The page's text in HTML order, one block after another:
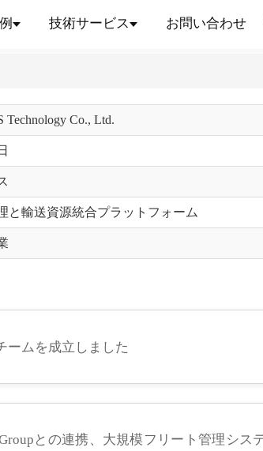
技術サービス お問い合わせ
Technology Co., Ltd.
と輸送資源統合プラットフォーム
ームを成立しました
Groupとの連携、大規模フリート管理シス